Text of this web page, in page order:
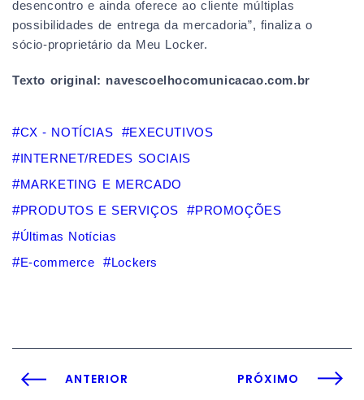
desencontro e ainda oferece ao cliente múltiplas
possibilidades de entrega da mercadoria”, finaliza o
sócio-proprietário da Meu Locker.
Texto original: navescoelhocomunicacao.com.br
CX - NOTÍCIAS
EXECUTIVOS
INTERNET/REDES SOCIAIS
MARKETING E MERCADO
PRODUTOS E SERVIÇOS
PROMOÇÕES
Últimas Notícias
E-commerce
Lockers
ANTERIOR PRÓXIMO